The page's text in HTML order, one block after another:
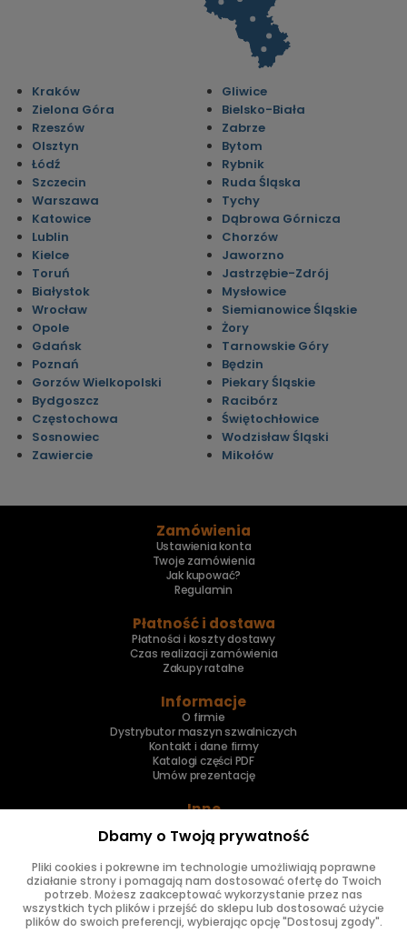
Kraków
Zielona Góra
Rzeszów
Olsztyn
Łódź
Szczecin
Warszawa
Katowice
Lublin
Kielce
Toruń
Białystok
Wrocław
Opole
Gdańsk
Poznań
Gorzów Wielkopolski
Bydgoszcz
Częstochowa
Sosnowiec
Zawiercie
Gliwice
Bielsko-Biała
Zabrze
Bytom
Rybnik
Ruda Śląska
Tychy
Dąbrowa Górnicza
Chorzów
Jaworzno
Jastrzębie-Zdrój
Mysłowice
Siemianowice Śląskie
Żory
Tarnowskie Góry
Będzin
Piekary Śląskie
Racibórz
Świętochłowice
Wodzisław Śląski
Mikołów
Zamówienia
Ustawienia konta
Twoje zamówienia
Jak kupować?
Regulamin
Płatność i dostawa
Płatności i koszty dostawy
Czas realizacji zamówienia
Zakupy ratalne
Informacje
O firmie
Dystrybutor maszyn szwalniczych
Kontakt i dane firmy
Katalogi części PDF
Umów prezentację
Inne
Naprawa maszyn
Znajdziesz nas
Dbamy o Twoją prywatność
Pliki cookies i pokrewne im technologie umożliwiają poprawne
działanie strony i pomagają nam dostosować ofertę do Twoich
potrzeb. Możesz zaakceptować wykorzystanie przez nas
wszystkich tych plików i przejść do sklepu lub dostosować użycie
plików do swoich preferencji, wybierając opcję "Dostosuj zgody".